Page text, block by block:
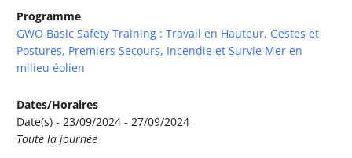
Programme
GWO Basic Safety Training : Travail en Hauteur, Gestes et
Postures, Premiers Secours, Incendie et Survie Mer en
milieu éolien
Dates/Horaires
Date(s) - 23/09/2024 - 27/09/2024
Toute la journée